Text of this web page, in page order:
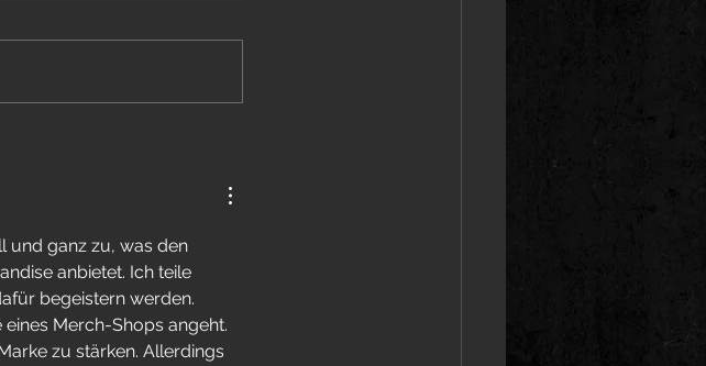
und ganz zu, was den
anbietet. Ich teile
begeistern werden.
Merch-Shops angeht.
zu stärken. Allerdings